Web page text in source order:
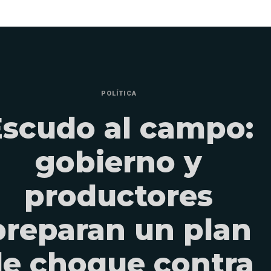
POLÍTICA
al campo:
gobierno y
productores
un plan
choque contra